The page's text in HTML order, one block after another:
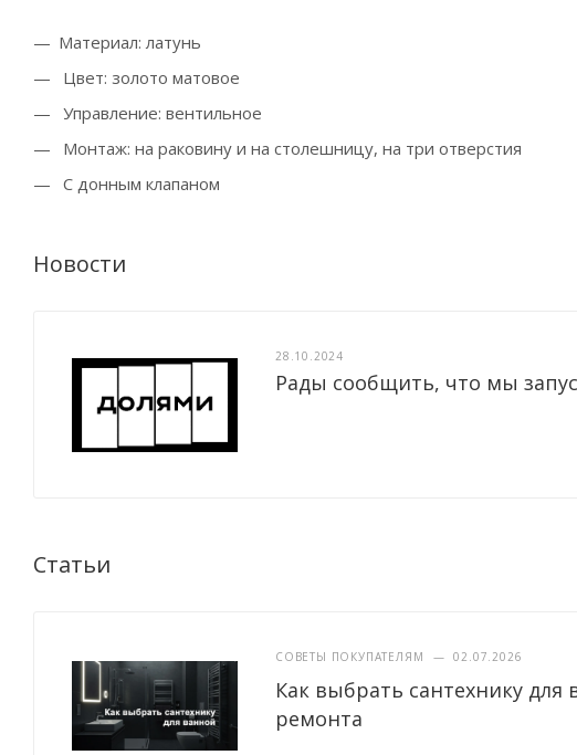
Материал: латунь
Цвет: золото матовое
Управление: вентильное
Монтаж: на раковину и на столешницу, на три отверстия
С донным клапаном
Новости
28.10.2024
Рады сообщить, что мы
Статьи
СОВЕТЫ ПОКУПАТЕЛЯМ — 02.07.2026
Как выбрать сантехнику
ремонта